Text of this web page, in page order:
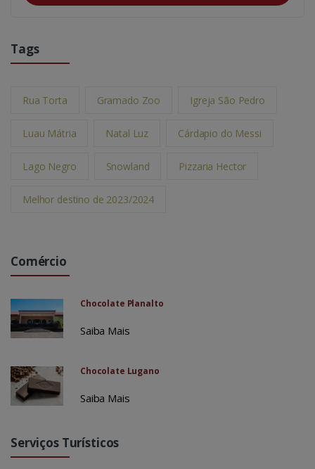
Tags
Rua Torta Gramado Zoo Igreja São Pedro
Luau Mátria Natal Luz Cárdapio do Messi
Lago Negro Snowland Pizzaria Hector
Melhor destino de 2023/2024
Comércio
Chocolate Planalto
Saiba Mais
Chocolate Lugano
Saiba Mais
Serviços Turísticos